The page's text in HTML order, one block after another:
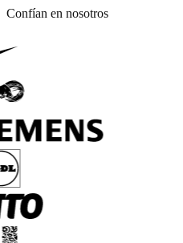
Confían en nosotros